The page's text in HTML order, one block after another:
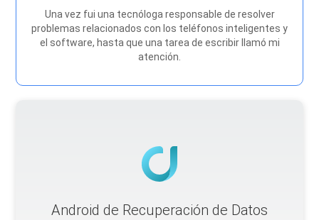
Una vez fui una tecnóloga responsable de resolver
problemas relacionados con los teléfonos inteligentes y
el software, hasta que una tarea de escribir llamó mi
atención.
Android de Recuperación de Datos